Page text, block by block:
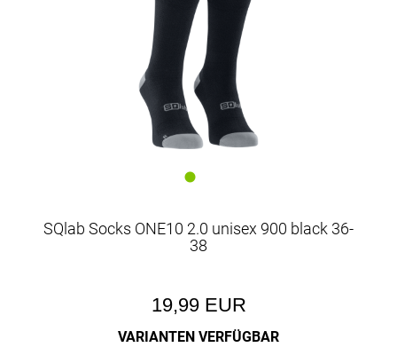
SQlab Socks ONE10 2.0 unisex 900 black 36-
38
19,99 EUR
VARIANTEN VERFÜGBAR